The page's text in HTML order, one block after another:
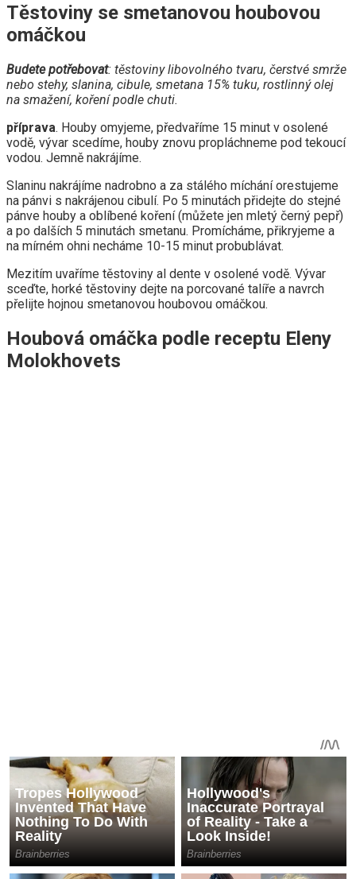
Těstoviny se smetanovou houbovou
omáčkou
Budete potřebovat: těstoviny libovolného tvaru, čerstvé smrže
nebo stehy, slanina, cibule, smetana 15% tuku, rostlinný olej
na smažení, koření podle chuti.
příprava. Houby omyjeme, předvaříme 15 minut v osolené
vodě, vývar scedíme, houby znovu propláchneme pod tekoucí
vodou. Jemně nakrájíme.
Slaninu nakrájíme nadrobno a za stálého míchání orestujeme
na pánvi s nakrájenou cibulí. Po 5 minutách přidejte do stejné
pánve houby a oblíbené koření (můžete jen mletý černý pepř)
a po dalších 5 minutách smetanu. Promícháme, přikryjeme a
na mírném ohni necháme 10-15 minut probublávat.
Mezitím uvaříme těstoviny al dente v osolené vodě. Vývar
sceďte, horké těstoviny dejte na porcované talíře a navrch
přelijte hojnou smetanovou houbovou omáčkou.
Houbová omáčka podle receptu Eleny
Molokhovets